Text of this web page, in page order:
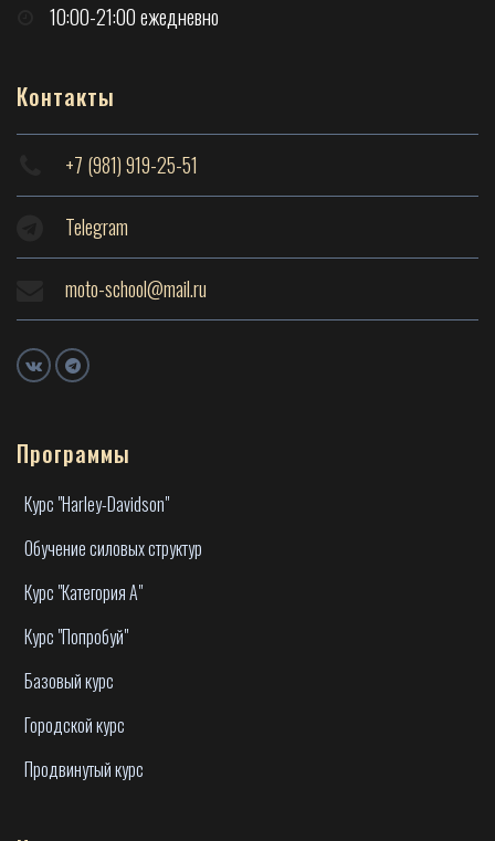
10:00-21:00 ежедневно
Контакты
+7 (981) 919-25-51
Telegram
moto-school@mail.ru
Программы
Курс "Harley-Davidson"
Обучение силовых структур
Курс "Категория А"
Курс "Попробуй"
Базовый курс
Городской курс
Продвинутый курс